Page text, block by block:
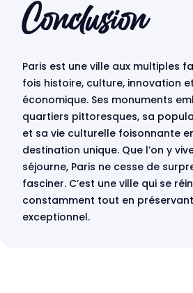
Conclusion
Paris est une ville aux multiples
fois histoire, culture, innovation
économique. Ses monuments
quartiers pittoresques, sa
et sa vie culturelle foisonnante
destination unique. Que l’on y
séjourne, Paris ne cesse de
fasciner. C’est une ville qui se
constamment tout en
exceptionnel.